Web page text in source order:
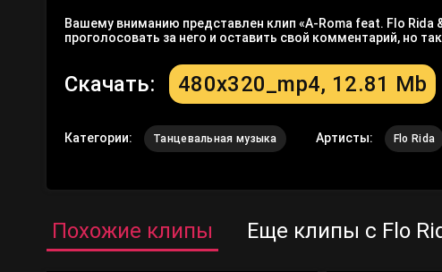
Вашему вниманию представлен клип «A-Roma feat. Flo Rida
проголосовать за него и оставить свой комментарий, но
Скачать: 480x320_mp4, 12.81 Mb
Категории: Танцевальная музыка Артисты: Flo Rida
Похожие клипы Еще клипы с Flo